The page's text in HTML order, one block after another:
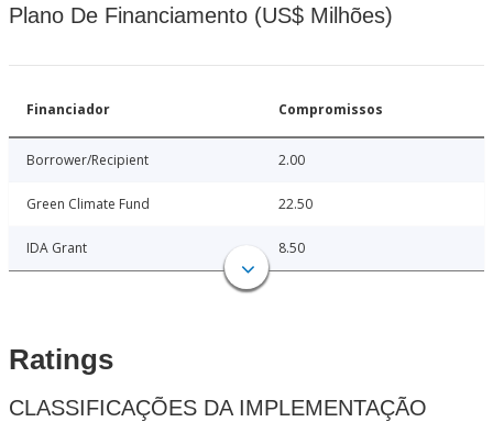
Plano De Financiamento (US$ Milhões)
Financiador Compromissos
Borrower/Recipient 2.00
Green Climate Fund 22.50
IDA Grant 8.50
Ratings
CLASSIFICAÇÕES DA IMPLEMENTAÇÃO